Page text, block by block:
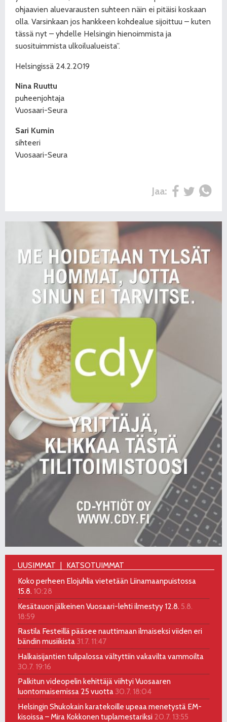
ohjaavien aluevarausten suhteen näin ei pitäisi koskaan
olla. Varsinkaan jos hankkeen kohdealue sijoittuu – kuten
tässä nyt – yhdelle Helsingin hienoimmista ja
suosituimmista ulkoilualueista”.
Helsingissä 24.2.2019
Nina Ruuttu
puheenjohtaja
Vuosaari-Seura
Sari Kumin
sihteeri
Vuosaari-Seura
Jaa:
UUSIMMAT
KATSOTUIMMAT
Koko perheen Elojuhlia vietetään Liinamaanpuistossa
15.8. 10:28
Kesätauon jälkeinen Vuosaari-lehti ilmestyy 12.8. 5.8.
18:59
Rastila Festeillä pääsee nauttimaan ilmaiseksi viiden eri
bändin musiikista 31.7. 11:47
Halkaisijantien tulipalossa vältyttiin vakavilta vammoilta
30.7. 19:16
Palkitun videopelin kehittäjä viihtyi Vuosaaren
luontomaisemissa 25 vuotta 30.7. 18:04
Helsingin Shukokain karatekoille upeaa menetystä EM-
kisoissa – Mira Kokkonen tuplamestariksi 20.7. 13:55